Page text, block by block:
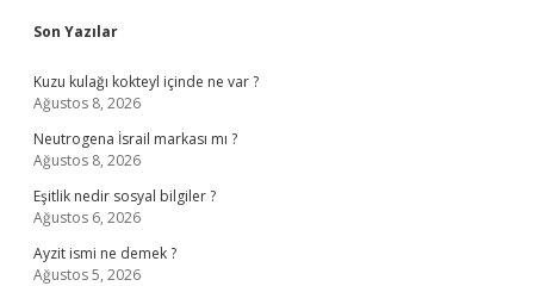
Sidebar
Son Yazılar
Kuzu kulağı kokteyl içinde ne var ?
Ağustos 8, 2026
Neutrogena İsrail markası mı ?
Ağustos 8, 2026
Eşitlik nedir sosyal bilgiler ?
Ağustos 6, 2026
Ayzit ismi ne demek ?
Ağustos 5, 2026